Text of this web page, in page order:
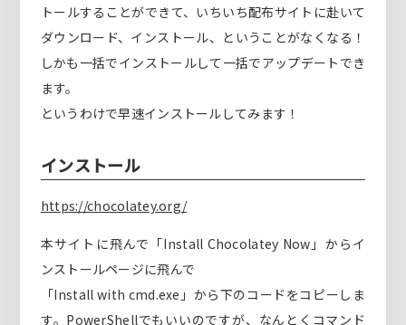
トールすることができて、いちいち配布サイトに赴いて
ダウンロード、インストール、ということがなくなる！
しかも一括でインストールして一括でアップデートでき
ます。
というわけで早速インストールしてみます！
インストール
https://chocolatey.org/
本サイトに飛んで「Install Chocolatey Now」からイ
ンストールページに飛んで
「Install with cmd.exe」から下のコードをコピーしま
す。PowerShellでもいいのですが、なんとくコマンド